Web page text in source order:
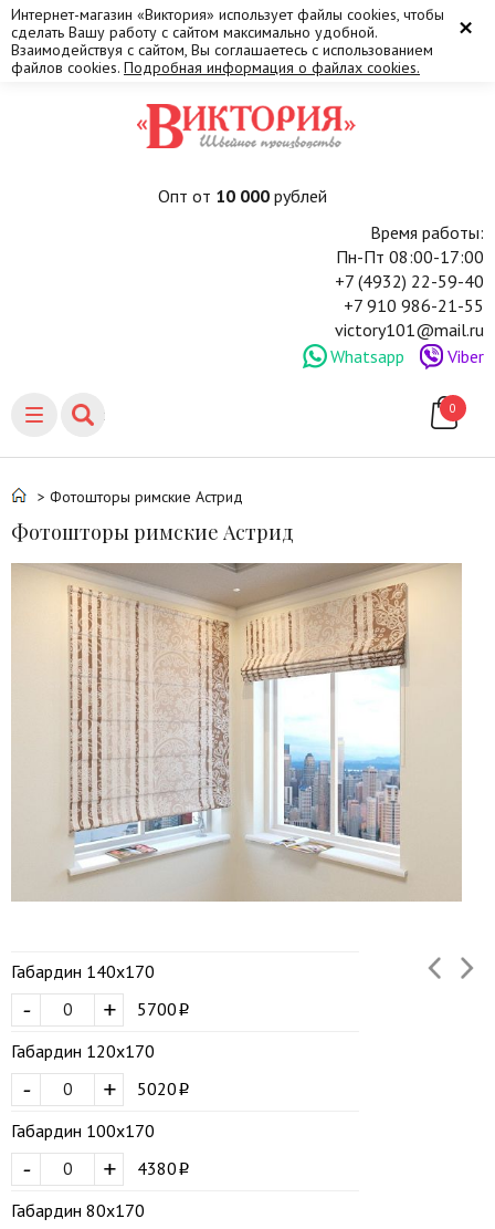
×
Интернет-магазин «Виктория» использует файлы cookies, чтобы
сделать Вашу работу с сайтом максимально удобной.
Взаимодействуя с сайтом, Вы соглашаетесь с использованием
файлов cookies. Подробная информация о файлах cookies.
Опт от 10 000рублей
Время работы:
Пн-Пт 08:00-17:00
+7 (4932) 22-59-40
+7 910 986-21-55
victory101@mail.ru
Whatsapp
Viber
0
> Фотошторы римские Астрид
Фотошторы римские Астрид
Габардин 140х170
+
-
5700
Габардин 120х170
+
-
5020
Габардин 100х170
+
-
4380
Габардин 80х170